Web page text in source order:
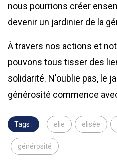
nous pourrions créer
devenir un jardinier de la
À travers nos actions et
pouvons tous tisser des
solidarité. N'oublie pas, le
générosité commence
Tags : elie elisée
générosité